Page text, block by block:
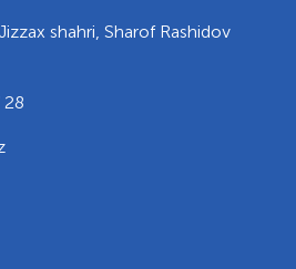
shahri, Sharof Rashidov
28